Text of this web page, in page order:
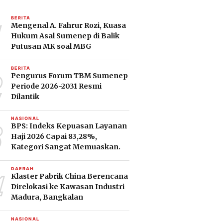
BERITA
Mengenal A. Fahrur Rozi, Kuasa
Hukum Asal Sumenep di Balik
Putusan MK soal MBG
BERITA
Pengurus Forum TBM Sumenep
Periode 2026-2031 Resmi
Dilantik
NASIONAL
BPS: Indeks Kepuasan Layanan
Haji 2026 Capai 83,28%,
Kategori Sangat Memuaskan.
DAERAH
Klaster Pabrik China Berencana
Direlokasi ke Kawasan Industri
Madura, Bangkalan
NASIONAL